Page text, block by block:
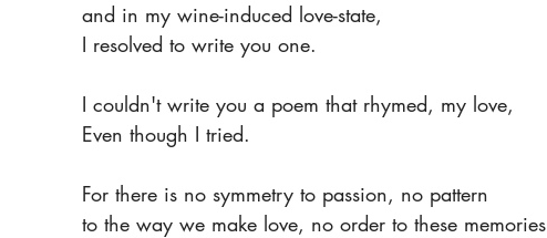
and in my wine-induced love-state,
I resolved to write you one.
I couldn't write you a poem that rhymed, my love,
Even though I tried.
For there is no symmetry to passion, no pattern
to the way we make love, no order to these memories